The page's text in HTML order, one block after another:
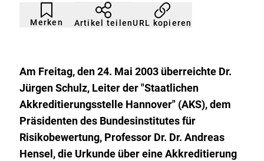
Merken
Artikel
nicht
gemerkt
Durch
Klicken
der
Artikel teilenURL kopieren
Am Freitag, den 24. Mai 2003 überreichte Dr.
Jürgen Schulz, Leiter der "Staatlichen
Akkreditierungsstelle Hannover" (AKS), dem
Präsidenten des Bundesinstitutes für
Risikobewertung, Professor Dr. Dr. Andreas
Hensel, die Urkunde über eine Akkreditierung